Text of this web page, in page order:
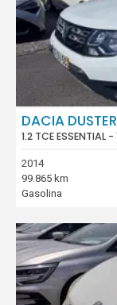
DACIA DUSTER
1.2 TCE ESSENTIAL
2014
99.865 km
Gasolina